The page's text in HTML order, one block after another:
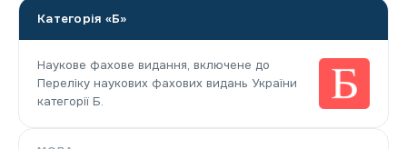
Категорія «Б»
Наукове фахове видання, включене до
Переліку наукових фахових видань України
категорії Б.